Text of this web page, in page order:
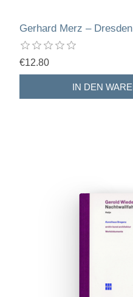
Gerhard Merz – Dresden
€12.80